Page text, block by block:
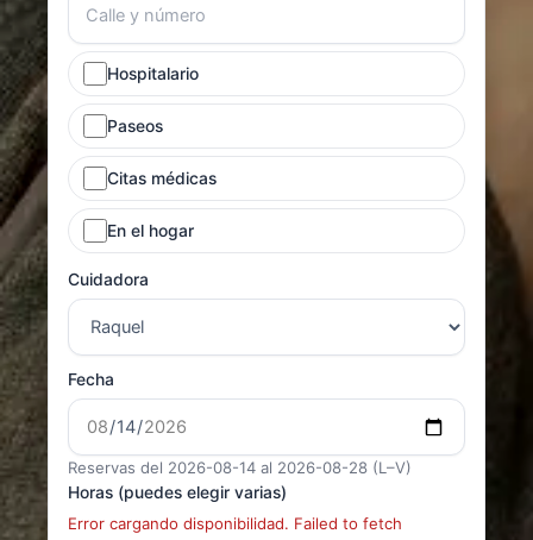
Hospitalario
Paseos
Citas médicas
En el hogar
Cuidadora
Fecha
Reservas del 2026-08-14 al 2026-08-28 (L–V)
Horas (puedes elegir varias)
Error cargando disponibilidad. Failed to fetch